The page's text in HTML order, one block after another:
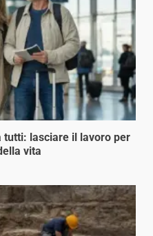
tutti: lasciare il lavoro per
vita